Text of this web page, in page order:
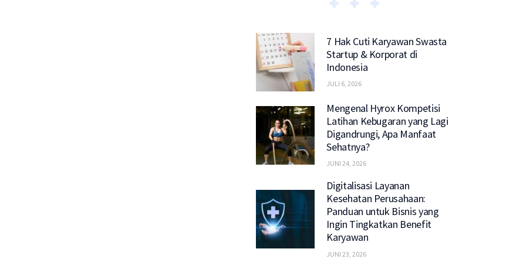
7 Hak Cuti Karyawan Swasta
Startup & Korporat di
Indonesia
JULI 6, 2026
Mengenal Hyrox Kompetisi
Latihan Kebugaran yang Lagi
Digandrungi, Apa Manfaat
Sehatnya?
JUNI 24, 2026
Digitalisasi Layanan
Kesehatan Perusahaan:
Panduan untuk Bisnis yang
Ingin Tingkatkan Benefit
Karyawan
JUNI 23, 2026